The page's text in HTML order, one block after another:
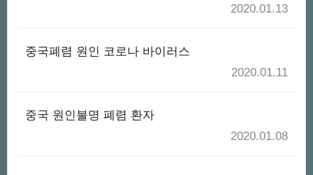
2020.01.13
중국폐렴 원인 코로나 바이러스
2020.01.11
중국 원인불명 폐렴 환자
2020.01.08